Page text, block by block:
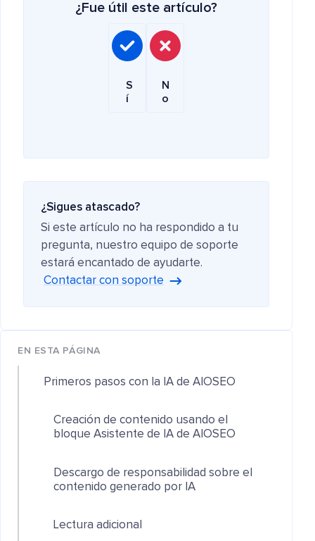
¿Fue útil este artículo?
S
í
N
o
¿Sigues atascado?
Si este artículo no ha respondido a tu
pregunta, nuestro equipo de soporte
estará encantado de ayudarte.
Contactar con soporte
EN ESTA PÁGINA
Primeros pasos con la IA de AIOSEO
Creación de contenido usando el
bloque Asistente de IA de AIOSEO
Descargo de responsabilidad sobre el
contenido generado por IA
Lectura adicional